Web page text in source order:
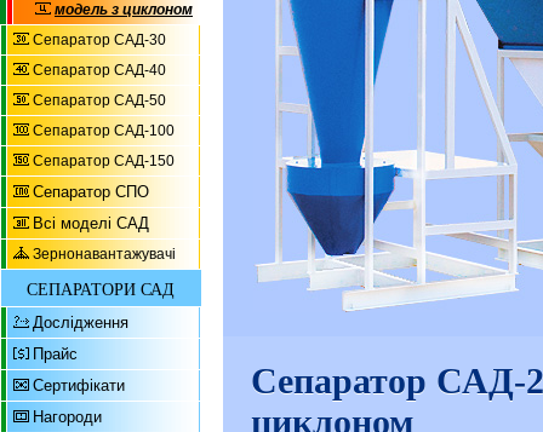
модель з циклоном
Сепаратор САД-30
Сепаратор САД-40
Сепаратор САД-50
Сепаратор САД-100
Сепаратор САД-150
Сепаратор СПО
Всі моделі САД
Зернонавантажувачі
СЕПАРАТОРИ САД
Дослідження
Прайс
Сертифікати
Нагороди
Сепаратор САД-
циклоном